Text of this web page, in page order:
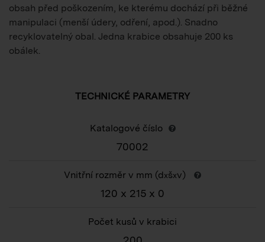
obsah před poškozením, ke kterému dochází při běžné
manipulaci (menší údery, odření, apod.). Snadno
recyklovatelný obal. Jedna krabice obsahuje 200 ks
obálek.
TECHNICKÉ PARAMETRY
Katalogové číslo
70002
Vnitřní rozměr v mm (dxšxv)
120 x 215 x 0
Počet kusů v krabici